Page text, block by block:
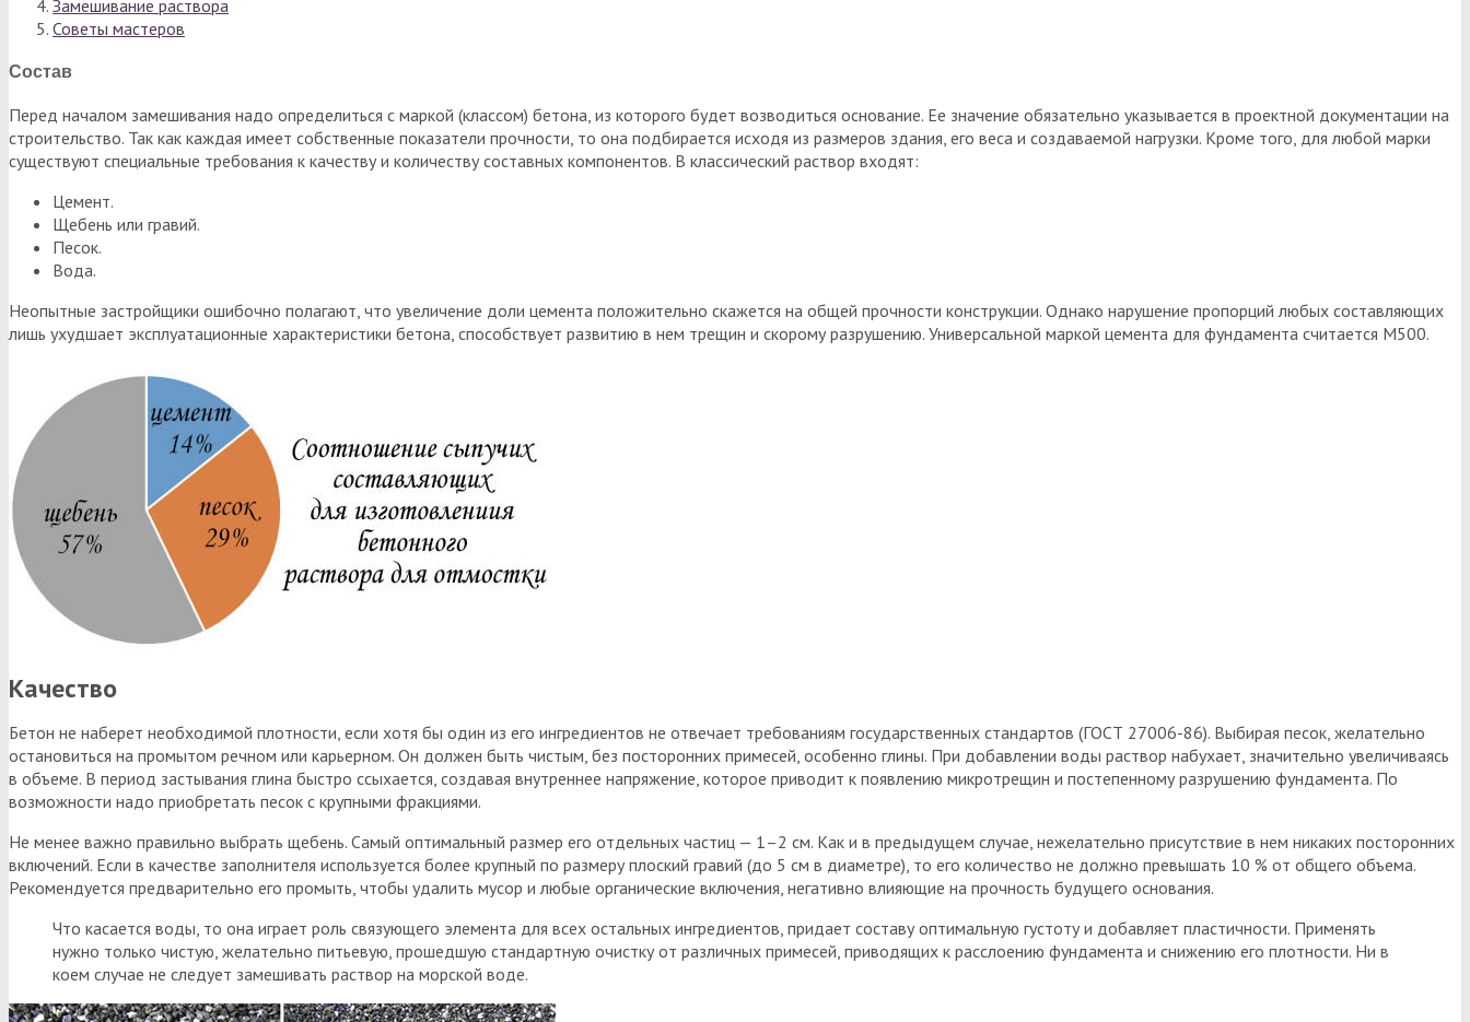
Замешивание раствора
Советы мастеров
Состав
Перед началом замешивания надо определиться с маркой (классом) бетона, из которого будет возводиться основание. Ее значение обязательно указывается в проектной документации на
строительство. Так как каждая имеет собственные показатели прочности, то она подбирается исходя из размеров здания, его веса и создаваемой нагрузки. Кроме того, для любой марки
существуют специальные требования к качеству и количеству составных компонентов. В классический раствор входят:
Цемент.
Щебень или гравий.
Песок.
Вода.
Неопытные застройщики ошибочно полагают, что увеличение доли цемента положительно скажется на общей прочности конструкции. Однако нарушение пропорций любых составляющих
лишь ухудшает эксплуатационные характеристики бетона, способствует развитию в нем трещин и скорому разрушению. Универсальной маркой цемента для фундамента считается М500.
Качество
Бетон не наберет необходимой плотности, если хотя бы один из его ингредиентов не отвечает требованиям государственных стандартов (ГОСТ 27006-86). Выбирая песок, желательно
остановиться на промытом речном или карьерном. Он должен быть чистым, без посторонних примесей, особенно глины. При добавлении воды раствор набухает, значительно увеличиваясь
в объеме. В период застывания глина быстро ссыхается, создавая внутреннее напряжение, которое приводит к появлению микротрещин и постепенному разрушению фундамента. По
возможности надо приобретать песок с крупными фракциями.
Не менее важно правильно выбрать щебень. Самый оптимальный размер его отдельных частиц — 1–2 см. Как и в предыдущем случае, нежелательно присутствие в нем никаких посторонних
включений. Если в качестве заполнителя используется более крупный по размеру плоский гравий (до 5 см в диаметре), то его количество не должно превышать 10 % от общего объема.
Рекомендуется предварительно его промыть, чтобы удалить мусор и любые органические включения, негативно влияющие на прочность будущего основания.
Что касается воды, то она играет роль связующего элемента для всех остальных ингредиентов, придает составу оптимальную густоту и добавляет пластичности. Применять
нужно только чистую, желательно питьевую, прошедшую стандартную очистку от различных примесей, приводящих к расслоению фундамента и снижению его плотности. Ни в
коем случае не следует замешивать раствор на морской воде.